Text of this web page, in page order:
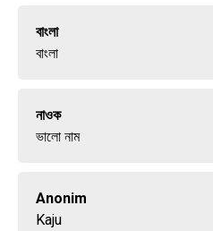
বাংলা
বাংলা
নাওক
ভালো নাম
Anonim
Kaju